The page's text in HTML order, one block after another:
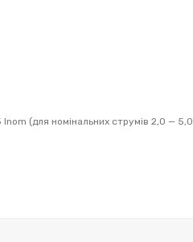
(для номінальних струмів 2,0 — 5,0